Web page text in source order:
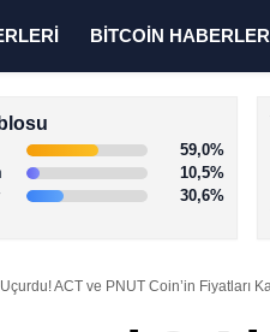
BİTCOİN
59,0%
10,5%
30,6%
ACT ve PNUT Coin’in Fiyatları